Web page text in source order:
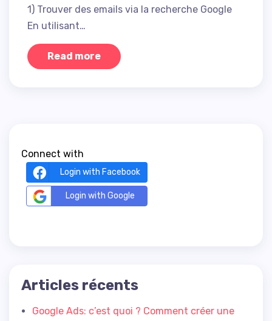
1) Trouver des emails via la recherche Google
En utilisant…
Read more
Connect with
Login with Facebook
Login with Google
Articles récents
Google Ads: c’est quoi ? Comment créer une